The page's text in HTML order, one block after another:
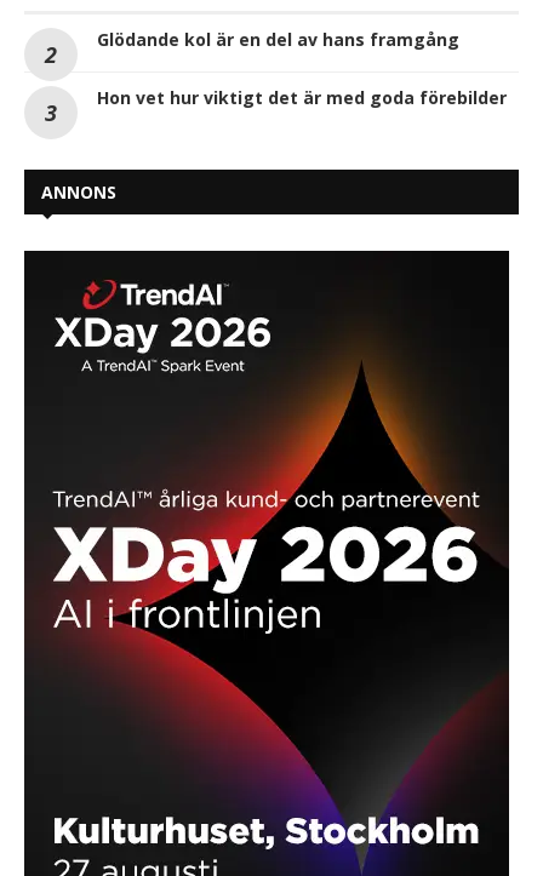
Glödande kol är en del av hans framgång
Hon vet hur viktigt det är med goda förebilder
ANNONS